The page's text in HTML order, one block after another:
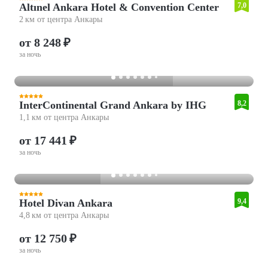
Altınel Ankara Hotel & Convention Center
2 км от центра Анкары
7,0
от 8 248 ₽
за ночь
InterContinental Grand Ankara by IHG
1,1 км от центра Анкары
8,2
от 17 441 ₽
за ночь
Hotel Divan Ankara
4,8 км от центра Анкары
9,4
от 12 750 ₽
за ночь